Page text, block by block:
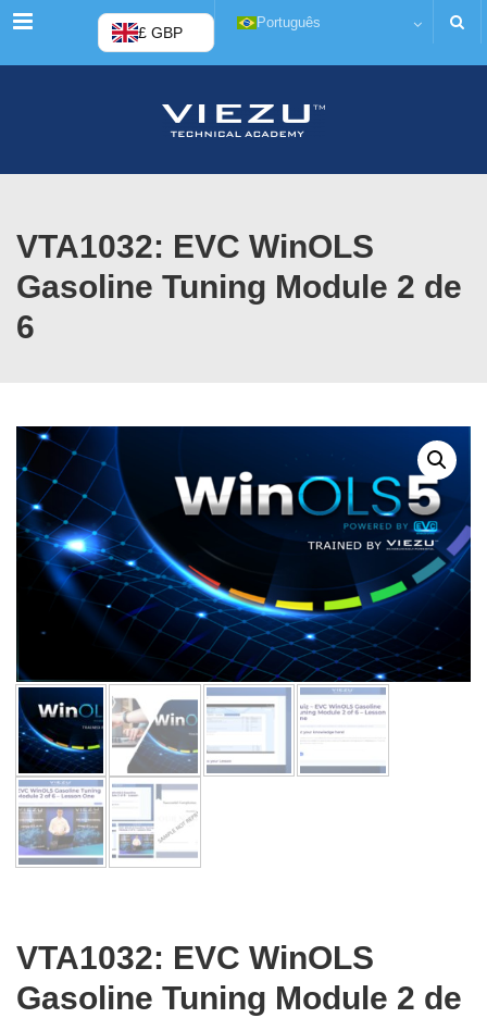
Menu £ GBP
Português
VTA1032: EVC WinOLS
Gasoline Tuning Module 2 de
6
VTA1032: EVC WinOLS
Gasoline Tuning Module 2 de